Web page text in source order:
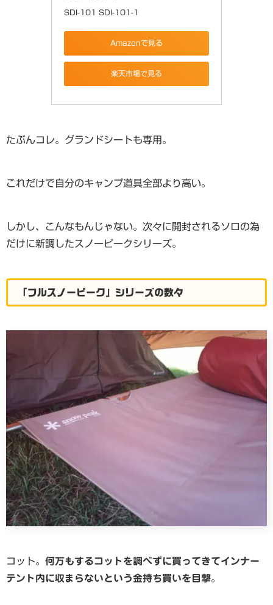
SDI-101 SDI-101-1
Amazonで見る
楽天市場で見る
たぶんコレ。グランドシートも専用。
これだけで自分のキャンプ道具全部より高い。
しかし、こんなもんじゃない。次々に開封されるソロの為
だけに新調したスノーピークシリーズ。
「フルスノーピーク」シリーズの数々
コット。 何万もするコットを調べずに買ってきてインナー
テント内に収まらないという金持ち買いを目撃。